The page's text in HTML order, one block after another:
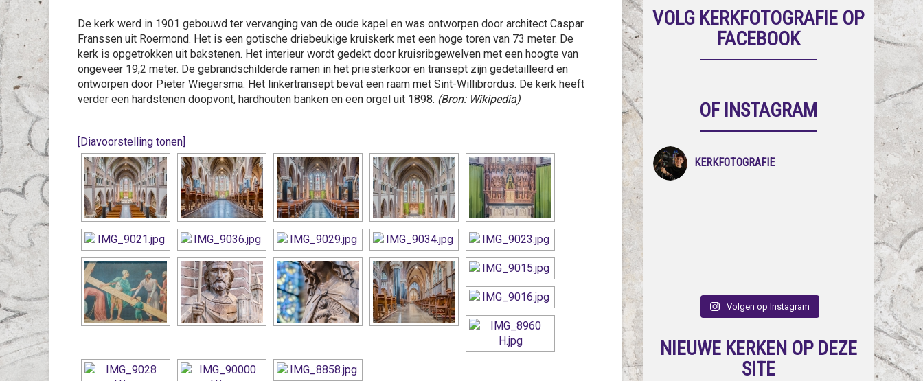
De kerk werd in 1901 gebouwd ter vervanging van de oude kapel en was ontworpen door architect Caspar
Franssen uit Roermond. Het is een gotische driebeukige kruiskerk met een hoge toren van 73 meter. De
kerk is opgetrokken uit bakstenen. Het interieur wordt gedekt door kruisribgewelven met een hoogte van
ongeveer 19,2 meter. De gebrandschilderde ramen in het priesterkoor en transept zijn gedetailleerd en
ontworpen door Pieter Wiegersma. Het linkertransept bevat een raam met Sint-Willibrordus. De kerk heeft
verder een hardstenen doopvont, hardhouten banken en een orgel uit 1898. (Bron: Wikipedia)
[Diavoorstelling tonen]
VOLG KERKFOTOGRAFIE OP
FACEBOOK
OF INSTAGRAM
KERKFOTOGRAFIE
Volgen op Instagram
NIEUWE KERKEN OP DEZE
SITE